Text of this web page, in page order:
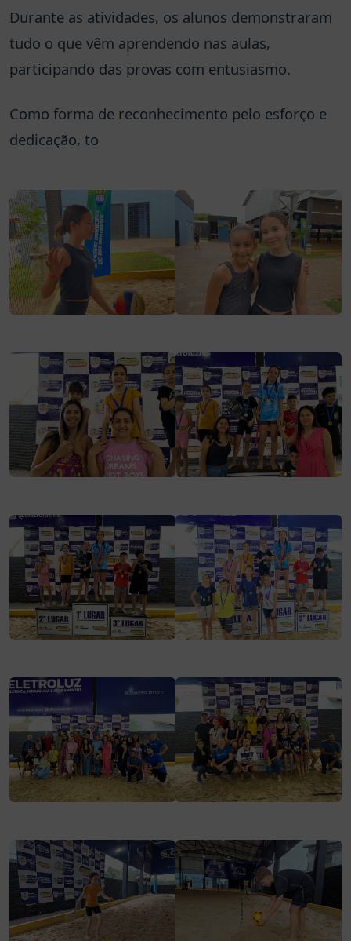
Durante as atividades, os alunos demonstraram
tudo o que vêm aprendendo nas aulas,
participando das provas com entusiasmo.
Como forma de reconhecimento pelo esforço e
dedicação, to